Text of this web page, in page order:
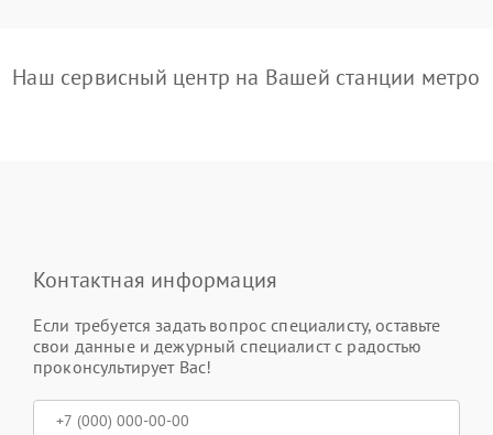
Наш сервисный центр на Вашей станции метро
Контактная информация
Если требуется задать вопрос специалисту, оставьте
свои данные и дежурный специалист с радостью
проконсультирует Вас!